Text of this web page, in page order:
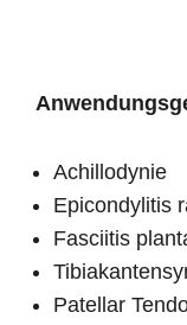
Achillodynie
Epicondylitis
Fasciitis
Patellar